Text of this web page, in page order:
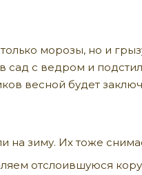
морозы, но и
сад с ведром и
весной будет
на зиму. Их тоже
отслоившуюся